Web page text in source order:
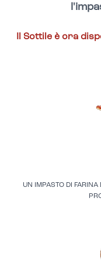
Il Sottileè ora
UN IMPASTO DI